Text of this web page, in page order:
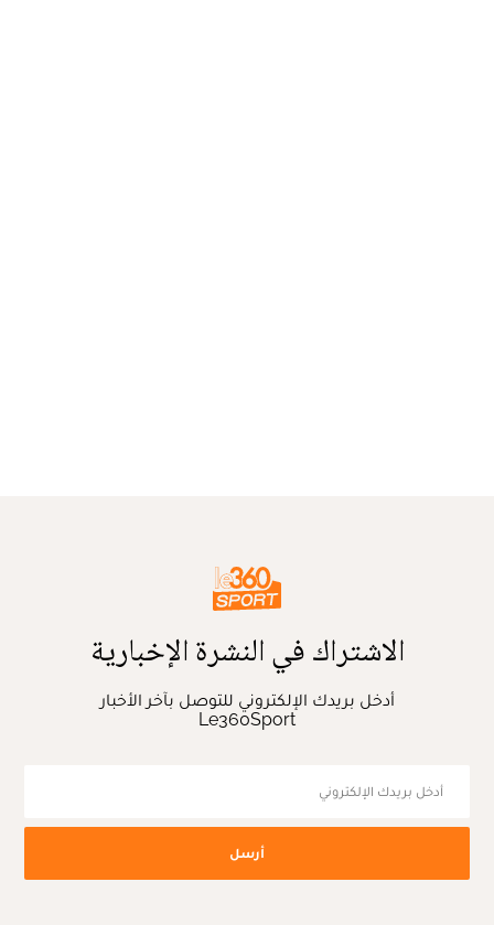
الاشتراك في النشرة الإخبارية
أدخل بريدك الإلكتروني للتوصل بآخر الأخبار
Le360Sport
أرسل